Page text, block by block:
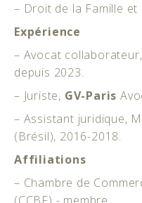
– Droit de la Famille
Expérience
– Avocat collaborateur,
depuis 2023.
– Juriste, GV-Paris
– Assistant juridique,
(Brésil), 2016-2018.
Affiliations
– Chambre de